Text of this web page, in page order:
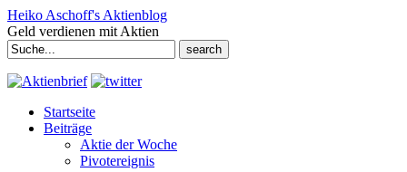
Heiko Aschoff's Aktienblog
Geld verdienen mit Aktien
Search
for:
Startseite
Beiträge
Aktie der Woche
Pivotereignis